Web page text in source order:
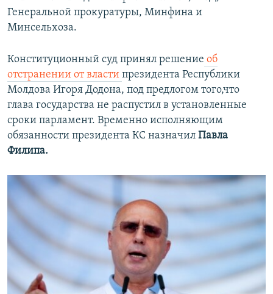
Генеральной прокуратуры, Минфина и
Минсельхоза.
Конституционный суд принял решение об
отстранении от власти президента Республики
Молдова Игоря Додона, под предлогом того,что
глава государства не распустил в установленные
сроки парламент. Временно исполняющим
обязанности президента КС назначил Павла
Филипа.